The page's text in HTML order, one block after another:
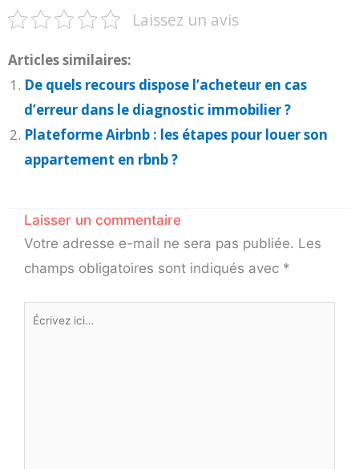
Laissez un avis
Articles similaires:
De quels recours dispose l’acheteur en cas
d’erreur dans le diagnostic immobilier ?
Plateforme Airbnb : les étapes pour louer son
appartement en rbnb ?
Laisser un commentaire
Votre adresse e-mail ne sera pas publiée. Les
champs obligatoires sont indiqués avec *
Écrivez